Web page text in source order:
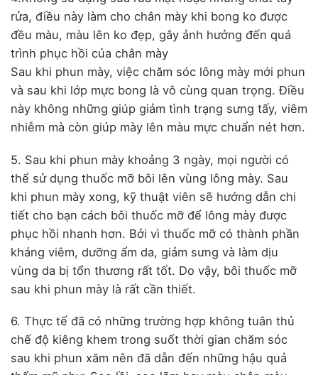
rửa, điều này làm cho chân mày khi bong ko được
đều màu, màu lên ko đẹp, gây ảnh hưởng đến quá
trình phục hồi của chân mày
Sau khi phun mày, việc chăm sóc lông mày mới phun
và sau khi lớp mực bong là vô cùng quan trọng. Điều
này không những giúp giảm tình trạng sưng tấy, viêm
nhiễm mà còn giúp mày lên màu mực chuẩn nét hơn.
5. Sau khi phun mày khoảng 3 ngày, mọi người có
thể sử dụng thuốc mỡ bôi lên vùng lông mày. Sau
khi phun mày xong, kỹ thuật viên sẽ hướng dẫn chi
tiết cho bạn cách bôi thuốc mỡ để lông mày được
phục hồi nhanh hơn. Bởi vì thuốc mỡ có thành phần
kháng viêm, dưỡng ẩm da, giảm sưng và làm dịu
vùng da bị tổn thương rất tốt. Do vậy, bôi thuốc mỡ
sau khi phun mày là rất cần thiết.
6. Thực tế đã có những trường hợp không tuân thủ
chế độ kiêng khem trong suốt thời gian chăm sóc
sau khi phun xăm nên đã dẫn đến những hậu quả